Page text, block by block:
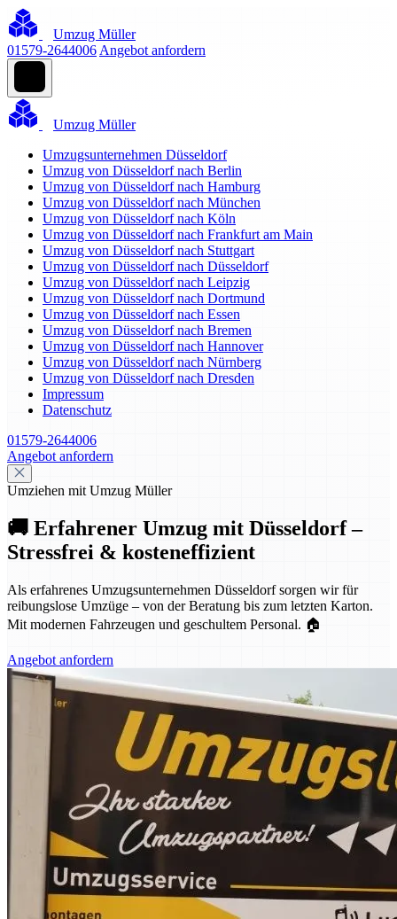
Umzug Müller
01579-2644006 Angebot anfordern
Umzug Müller
Umzugsunternehmen Düsseldorf
Umzug von Düsseldorf nach Berlin
Umzug von Düsseldorf nach Hamburg
Umzug von Düsseldorf nach München
Umzug von Düsseldorf nach Köln
Umzug von Düsseldorf nach Frankfurt am Main
Umzug von Düsseldorf nach Stuttgart
Umzug von Düsseldorf nach Düsseldorf
Umzug von Düsseldorf nach Leipzig
Umzug von Düsseldorf nach Dortmund
Umzug von Düsseldorf nach Essen
Umzug von Düsseldorf nach Bremen
Umzug von Düsseldorf nach Hannover
Umzug von Düsseldorf nach Nürnberg
Umzug von Düsseldorf nach Dresden
Impressum
Datenschutz
01579-2644006
Angebot anfordern
Umziehen mit Umzug Müller
🚚 Erfahrener Umzug mit Düsseldorf –
Stressfrei & kosteneffizient
Als erfahrenes Umzugsunternehmen Düsseldorf sorgen wir für
reibungslose Umzüge – von der Beratung bis zum letzten Karton.
Mit modernen Fahrzeugen und geschultem Personal. 🏠
Angebot anfordern